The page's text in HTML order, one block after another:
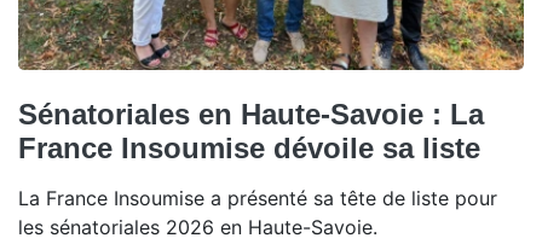
Sénatoriales en Haute-Savoie : La
France Insoumise dévoile sa liste
La France Insoumise a présenté sa tête de liste pour
les sénatoriales 2026 en Haute-Savoie.